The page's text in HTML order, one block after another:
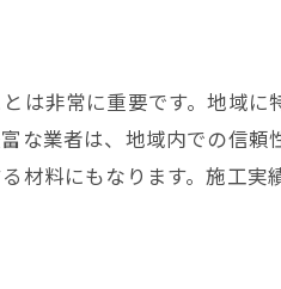
は非常に重要です。地域
な業者は、地域内での信
材料にもなります。施工